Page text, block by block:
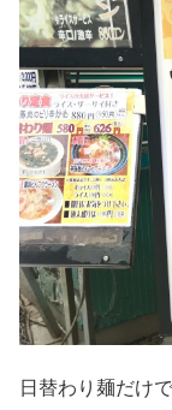
日替わり麺だけ